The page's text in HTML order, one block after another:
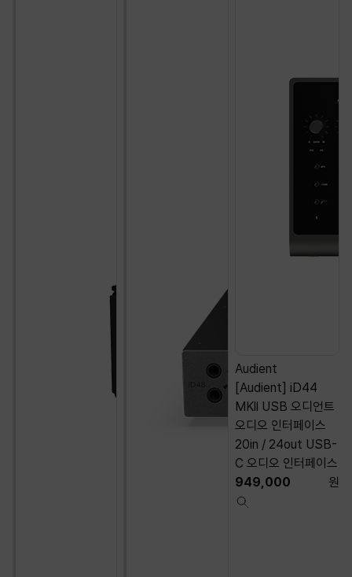
Audient
[Audient] iD44
MKll USB 오디언트
오디오 인터페이스
20in / 24out USB-
C 오디오 인터페이스
949,000
원